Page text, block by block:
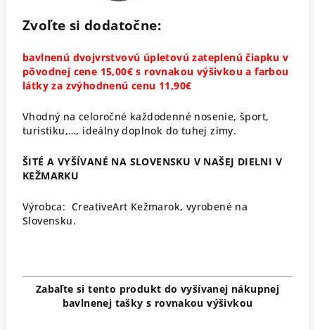
Zvoľte si dodatočne:
bavlnenú dvojvrstvovú úpletovú zateplenú čiapku v
pôvodnej cene 15,00€ s rovnakou výšivkou a farbou
látky za zvýhodnenú cenu 11,90€
Vhodný na celoročné každodenné nosenie, šport,
turistiku,…, ideálny doplnok do tuhej zimy.
ŠITÉ A VYŠÍVANÉ NA SLOVENSKU V NAŠEJ DIELNI V
KEŽMARKU
Výrobca: CreativeArt Kežmarok, vyrobené na
Slovensku.
Zabaľte si tento produkt do vyšívanej nákupnej
bavlnenej tašky s rovnakou výšivkou